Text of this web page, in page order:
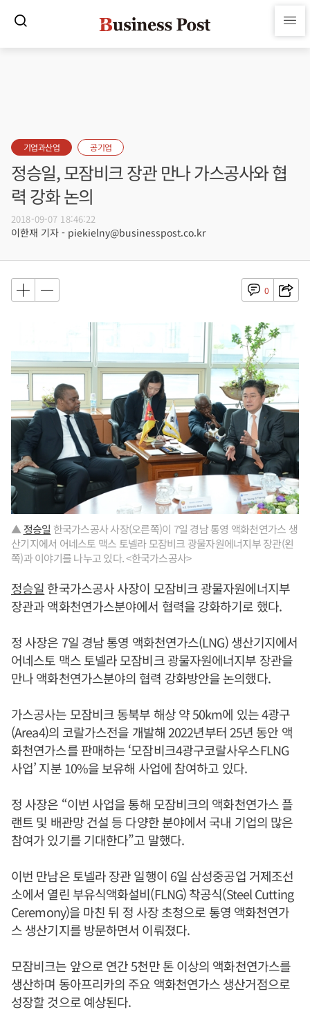
기업과산업 공기업
정승일, 모잠비크 장관 만나 가스공사와 협
력 강화 논의
2018-09-07 18:46:22
이한재 기자 - piekielny@businesspost.co.kr
0
▲ 정승일 한국가스공사 사장(오른쪽)이 7일 경남 통영 액화천연가스 생
산기지에서 어네스토 맥스 토넬라 모잠비크 광물자원에너지부 장관(왼
쪽)과 이야기를 나누고 있다. <한국가스공사>
정승일 한국가스공사 사장이 모잠비크 광물자원에너지부
장관과 액화천연가스분야에서 협력을 강화하기로 했다.
정 사장은 7일 경남 통영 액화천연가스(LNG) 생산기지에서
어네스토 맥스 토넬라 모잠비크 광물자원에너지부 장관을
만나 액화천연가스분야의 협력 강화방안을 논의했다.
가스공사는 모잠비크 동북부 해상 약 50km에 있는 4광구
(Area4)의 코랄가스전을 개발해 2022년부터 25년 동안 액
화천연가스를 판매하는 ‘모잠비크4광구코랄사우스FLNG
사업’ 지분 10%을 보유해 사업에 참여하고 있다.
정 사장은 “이번 사업을 통해 모잠비크의 액화천연가스 플
랜트 및 배관망 건설 등 다양한 분야에서 국내 기업의 많은
참여가 있기를 기대한다”고 말했다.
이번 만남은 토넬라 장관 일행이 6일 삼성중공업 거제조선
소에서 열린 부유식액화설비(FLNG) 착공식(Steel Cutting
Ceremony)을 마친 뒤 정 사장 초청으로 통영 액화천연가
스 생산기지를 방문하면서 이뤄졌다.
모잠비크는 앞으로 연간 5천만 톤 이상의 액화천연가스를
생산하며 동아프리카의 주요 액화천연가스 생산거점으로
성장할 것으로 예상된다.